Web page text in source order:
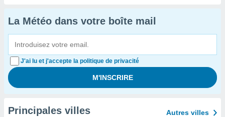
La Météo dans votre boîte mail
J'ai lu et j'accepte la politique de privacité
Principales villes Autres villes